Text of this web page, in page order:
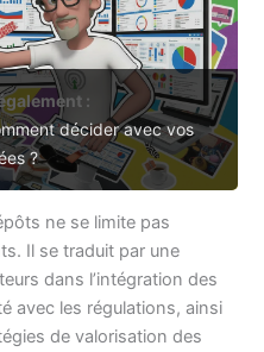
:
décider avec vos
?
ne se limite pas
Il se traduit par une
dans l’intégration des
avec les régulations, ainsi
de valorisation des